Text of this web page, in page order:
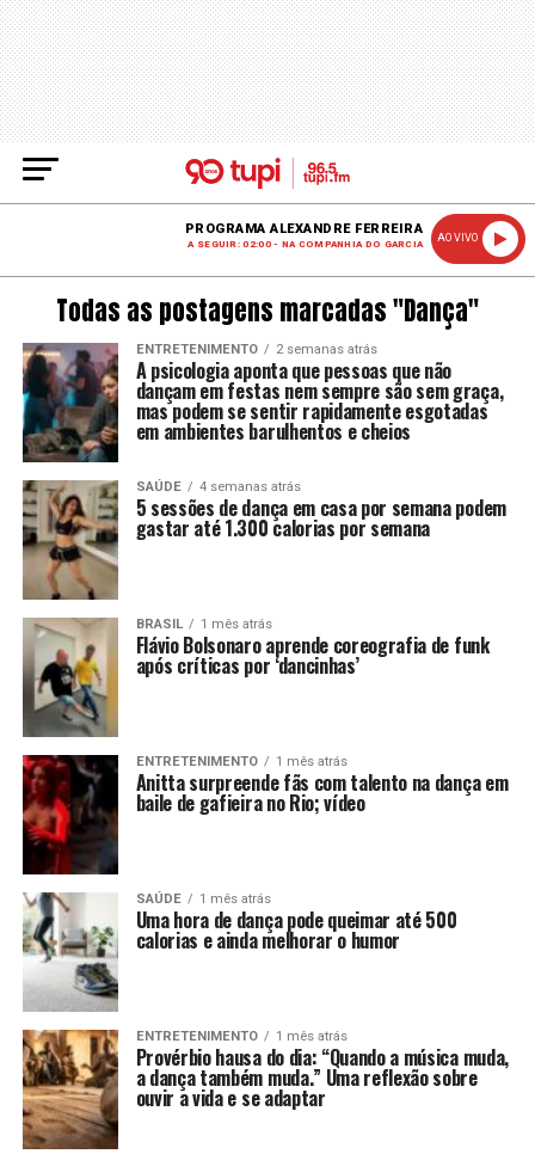
PROGRAMA ALEXANDRE FERREIRA
A SEGUIR: 02:00 - NA COMPANHIA DO GARCIA
AO VIVO
Todas as postagens marcadas "Dança"
ENTRETENIMENTO 2 semanas atrás
A psicologia aponta que pessoas que não
dançam em festas nem sempre são sem graça,
mas podem se sentir rapidamente esgotadas
em ambientes barulhentos e cheios
SAÚDE 4 semanas atrás
5 sessões de dança em casa por semana podem
gastar até 1.300 calorias por semana
BRASIL 1 mês atrás
Flávio Bolsonaro aprende coreografia de funk
após críticas por ‘dancinhas’
ENTRETENIMENTO 1 mês atrás
Anitta surpreende fãs com talento na dança em
baile de gafieira no Rio; vídeo
SAÚDE 1 mês atrás
Uma hora de dança pode queimar até 500
calorias e ainda melhorar o humor
ENTRETENIMENTO 1 mês atrás
Provérbio hausa do dia: “Quando a música muda,
a dança também muda.” Uma reflexão sobre
ouvir a vida e se adaptar